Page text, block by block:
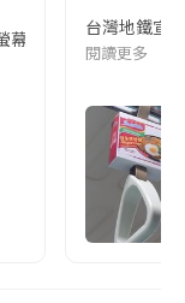
幕啦!這次的劇本改編
台灣地鐵宣
閱讀更多